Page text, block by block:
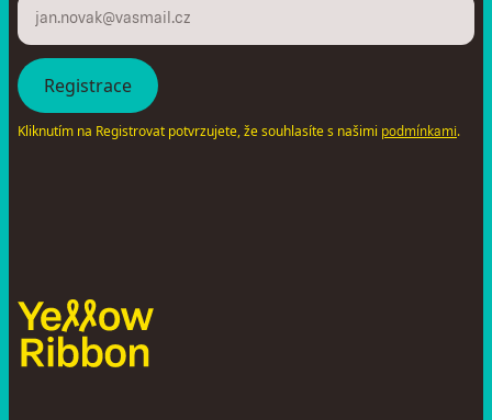
Kliknutím na Registrovat potvrzujete, že souhlasíte s našimi podmínkami.